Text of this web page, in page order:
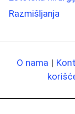
Razmišljanja
O nama |